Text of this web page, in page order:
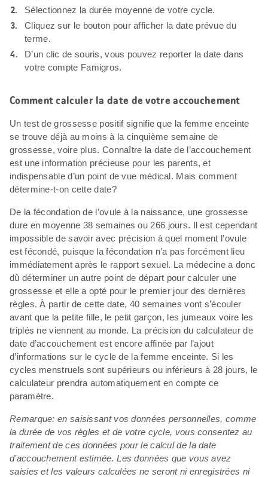
Sélectionnez la durée moyenne de votre cycle.
Cliquez sur le bouton pour afficher la date prévue du
terme.
D’un clic de souris, vous pouvez reporter la date dans
votre compte Famigros.
Comment calculer la date de votre accouchement
Un test de grossesse positif signifie que la femme enceinte
se trouve déjà au moins à la cinquième semaine de
grossesse, voire plus. Connaître la date de l’accouchement
est une information précieuse pour les parents, et
indispensable d’un point de vue médical. Mais comment
détermine-t-on cette date?
De la fécondation de l’ovule à la naissance, une grossesse
dure en moyenne 38 semaines ou 266 jours. Il est cependant
impossible de savoir avec précision à quel moment l’ovule
est fécondé, puisque la fécondation n’a pas forcément lieu
immédiatement après le rapport sexuel. La médecine a donc
dû déterminer un autre point de départ pour calculer une
grossesse et elle a opté pour le premier jour des dernières
règles. À partir de cette date, 40 semaines vont s’écouler
avant que la petite fille, le petit garçon, les jumeaux voire les
triplés ne viennent au monde. La précision du calculateur de
date d’accouchement est encore affinée par l’ajout
d’informations sur le cycle de la femme enceinte. Si les
cycles menstruels sont supérieurs ou inférieurs à 28 jours, le
calculateur prendra automatiquement en compte ce
paramètre.
Remarque: en saisissant vos données personnelles, comme
la durée de vos règles et de votre cycle, vous consentez au
traitement de ces données pour le calcul de la date
d’accouchement estimée. Les données que vous avez
saisies et les valeurs calculées ne seront ni enregistrées ni